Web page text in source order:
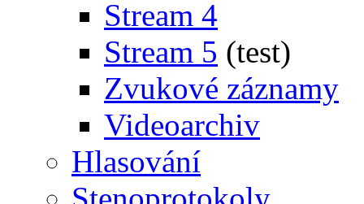
Stream 4
Stream 5 (test)
Zvukové záznamy
Videoarchiv
Hlasování